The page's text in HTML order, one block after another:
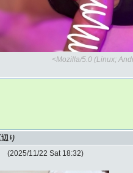
<Mozilla/5.0 (Linux;
り
(2025/11/22 Sat 18:32)